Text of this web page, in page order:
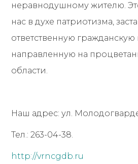
неравнодушному жителю.
нас в духе патриотизма,
ответственную
направленную на
области.
Наш адрес: ул.
Тел.: 263-04-38.
http://vrncgdb.ru